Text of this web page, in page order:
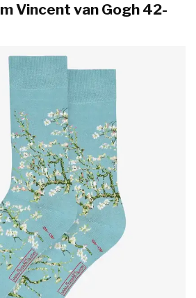
Vincent van Gogh 42-